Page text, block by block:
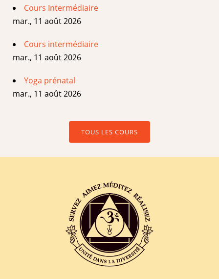
Cours Intermédiaire
mar., 11 août 2026
Cours intermédiaire
mar., 11 août 2026
Yoga prénatal
mar., 11 août 2026
TOUS LES COURS